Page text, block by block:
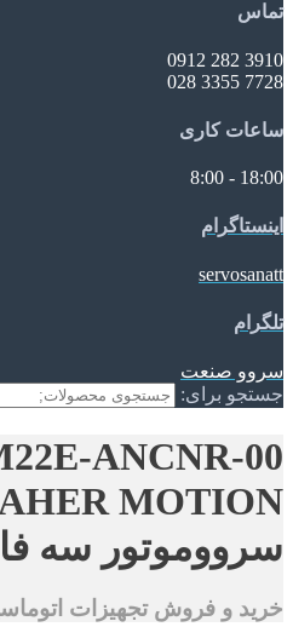
تماس
3910 282 0912
7728 3355 028
ساعات کاری
18:00 - 8:00
اینستاگرام
servosanatt
تلگرام
سروو صنعت
جستجو برای:
ANCNR-00
MOTION
سرووموتور سه
خرید و فروش تجهیزات